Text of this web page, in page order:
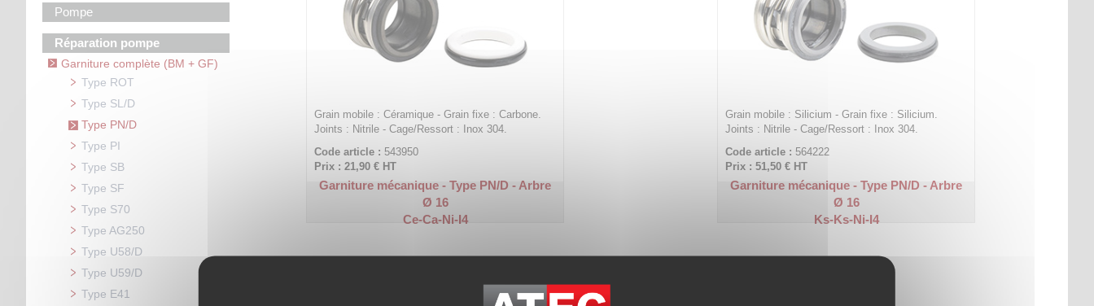
Pompe
Réparation pompe
Garniture complète (BM + GF)
Type ROT
Type SL/D
Type PN/D
Type PI
Type SB
Type SF
Type S70
Type AG250
Type U58/D
Type U59/D
Type E41
Grain mobile : Céramique - Grain fixe : Carbone.
Joints : Nitrile - Cage/Ressort : Inox 304.
Code article : 543950
Prix : 21,90 € HT
Garniture mécanique - Type PN/D - Arbre
Ø 16
Ce-Ca-Ni-I4
Grain mobile : Silicium - Grain fixe : Silicium.
Joints : Nitrile - Cage/Ressort : Inox 304.
Code article : 564222
Prix : 51,50 € HT
Garniture mécanique - Type PN/D - Arbre
Ø 16
Ks-Ks-Ni-I4